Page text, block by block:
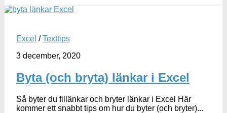
Excel /Texttips
3 december, 2020
Byta (och bryta) länkar i Excel
Så byter du fillänkar och bryter länkar i Excel Här
kommer ett snabbt tips om hur du byter (och bryter)...